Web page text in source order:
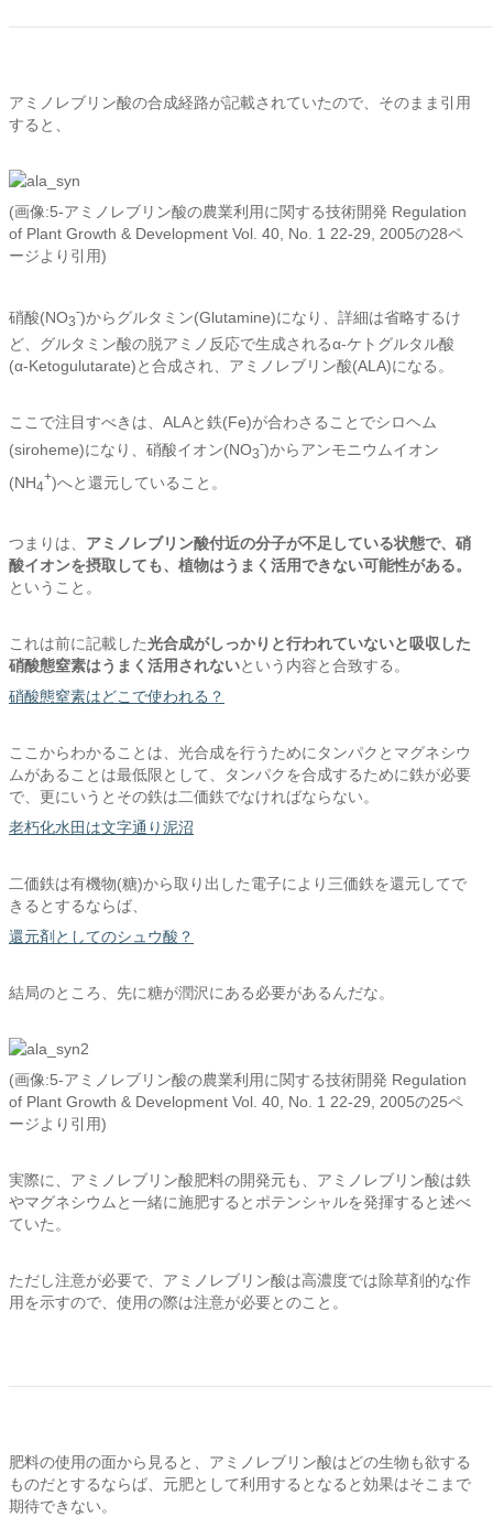
アミノレブリン酸の合成経路が記載されていたので、そのまま引用
すると、
(画像:5-アミノレブリン酸の農業利用に関する技術開発 Regulation
of Plant Growth & Development Vol. 40, No. 1 22-29, 2005の28ペ
ージより引用)
硝酸(NO3
-)からグルタミン(Glutamine)になり、詳細は省略するけ
ど、グルタミン酸の脱アミノ反応で生成されるα-ケトグルタル酸
(α-Ketogulutarate)と合成され、アミノレブリン酸(ALA)になる。
ここで注目すべきは、ALAと鉄(Fe)が合わさることでシロヘム
(siroheme)になり、硝酸イオン(NO3
-)からアンモニウムイオン
(NH4
+)へと還元していること。
つまりは、 アミノレブリン酸付近の分子が不足している状態で、 硝
酸イオンを摂取しても、 植物はうまく活用できない可能性がある。
ということ。
これは前に記載した光合成がしっかりと行われていないと吸収した
硝酸態窒素はうまく活用されないという内容と合致する。
硝酸態窒素はどこで使われる？
ここからわかることは、光合成を行うためにタンパクとマグネシウ
ムがあることは最低限として、タンパクを合成するために鉄が必要
で、更にいうとその鉄は二価鉄でなければならない。
老朽化水田は文字通り泥沼
二価鉄は有機物(糖)から取り出した電子により三価鉄を還元してで
きるとするならば、
還元剤としてのシュウ酸？
結局のところ、先に糖が潤沢にある必要があるんだな。
(画像:5-アミノレブリン酸の農業利用に関する技術開発 Regulation
of Plant Growth & Development Vol. 40, No. 1 22-29, 2005の25ペ
ージより引用)
実際に、アミノレブリン酸肥料の開発元も、アミノレブリン酸は鉄
やマグネシウムと一緒に施肥するとポテンシャルを発揮すると述べ
ていた。
ただし注意が必要で、アミノレブリン酸は高濃度では除草剤的な作
用を示すので、使用の際は注意が必要とのこと。
肥料の使用の面から見ると、アミノレブリン酸はどの生物も欲する
ものだとするならば、元肥として利用するとなると効果はそこまで
期待できない。